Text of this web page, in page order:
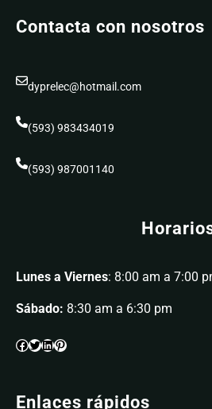
Contacta con nosotros
dyprelec@hotmail.com
(593) 983434019
(593) 987001140
Lunes a Viernes: 8:00 am a 7:00
Sábado: 8:30 am a 6:30 pm
Enlaces rápidos